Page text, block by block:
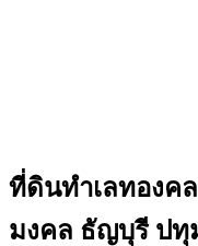
ที่ดินทำเลทองค
มงคล ธัญบุรี ปทุม